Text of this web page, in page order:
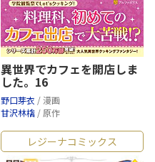
異世界でカフェを開店しま
した。16
野口芽衣 / 漫画
甘沢林檎 / 原作
レジーナコミックス